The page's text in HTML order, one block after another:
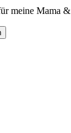
meine Mama &